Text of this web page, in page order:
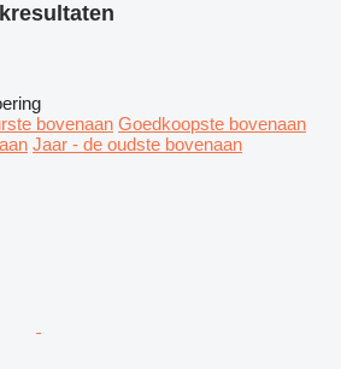
bovenaan Goedkoopste bovenaan
Jaar - de oudste bovenaan